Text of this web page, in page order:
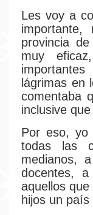
Les voy a
provincia
muy
lágrimas en
comentaba
inclusive
Por eso, yo
todas las
medianos,
docentes,
aquellos
hijos un